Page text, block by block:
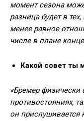
момент сезона
разница будет в
менее равное
числе в плане
Какой совет ты
«Бремер физически
противостояниях,
он прислушивается